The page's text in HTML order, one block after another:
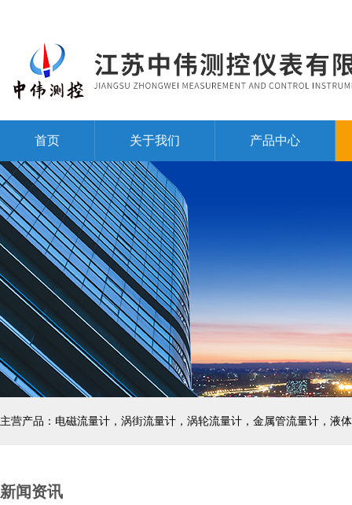
首页 关于我们 产品中心
主营产品：电磁流量计，涡街流量计，涡轮流量计，金属管流量计，液
新闻资讯